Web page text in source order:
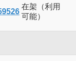
在架（利用
可能）